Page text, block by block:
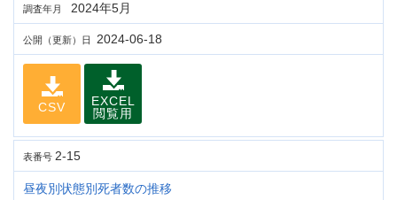
調査年月 2024年5月
公開（更新）日 2024-06-18
CSV
EXCEL
閲覧用
表番号 2-15
昼夜別状態別死者数の推移